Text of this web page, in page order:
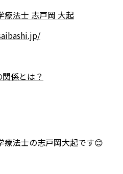
療法士 志戸岡 大起
係とは？
療法士の志戸岡大起です😊